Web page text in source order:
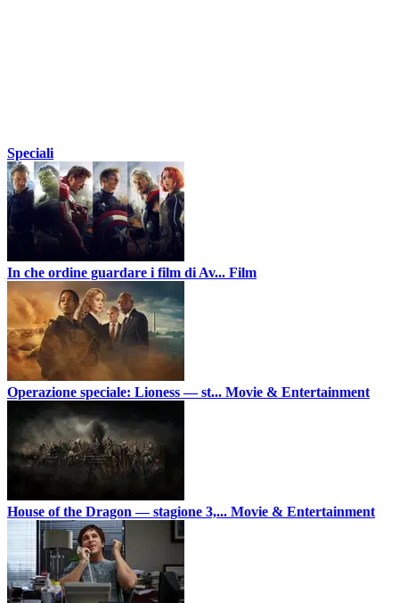
Speciali
In che ordine guardare i film di Av... Film
Operazione speciale: Lioness — st... Movie & Entertainment
House of the Dragon — stagione 3,... Movie & Entertainment